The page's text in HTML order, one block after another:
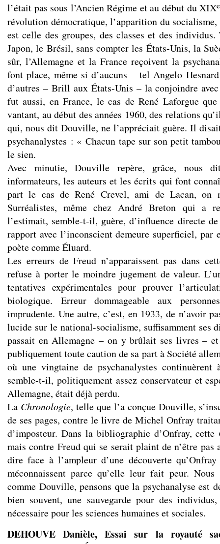
l’était pas sous l’Ancien Régime et au début du XIXe
révolution démocratique, l’apparition du
est celle des groupes, des classes et des
Japon, le Brésil, sans compter les États-Unis, la
sûr, l’Allemagne et la France reçoivent la
font place, même si d’aucuns – tel Angelo
d’autres – Brill aux États-Unis – la conjoindre
fut aussi, en France, le cas de René Laforgue que
vantant, au début des années 1960, des relations
qui, nous dit Douville, ne l’appréciait guère. Il
psychanalystes : « Chacun tape sur son petit
le sien.
Avec minutie, Douville repère, grâce, nous
informateurs, les auteurs et les écrits qui font
part le cas de René Crevel, ami de Lacan, on
Surréalistes, même chez André Breton qui a
l’estimait, semble-t-il, guère, d’influence directe
rapport avec l’inconscient demeure superficiel, par
poète comme Éluard.
Les erreurs de Freud n’apparaissent pas dans
refuse à porter le moindre jugement de valeur.
tentatives expérimentales pour prouver
biologique. Erreur dommageable aux
imprudente. Une autre, c’est, en 1933, de n’avoir
lucide sur le national-socialisme, suffisamment ses
passait en Allemagne – on y brûlait ses livres – et
publiquement toute caution de sa part à Société
où une vingtaine de psychanalystes
semble-t-il, politiquement assez conservateur et
Allemagne, était déjà perdu.
La Chronologie, telle que l’a conçue Douville,
de ses pages, contre le livre de Michel Onfray
d’imposteur. Dans la bibliographie d’Onfray, cette
mais contre Freud qui se serait plaint de n’être pas
dire face à l’ampleur d’une découverte
méconnaissent parce qu’elle leur fait peur.
comme Douville, pensons que la psychanalyse est
bien souvent, une sauvegarde pour des
nécessaire pour les sciences humaines et sociales.
DEHOUVE Danièle, Essai sur la royauté